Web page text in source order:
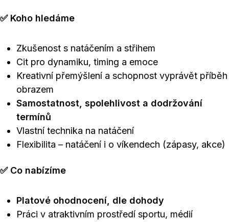
✅ Koho hledáme
Zkušenost s natáčením a střihem
Cit pro dynamiku, timing a emoce
Kreativní přemýšlení a schopnost vyprávět příběh
obrazem
Samostatnost, spolehlivost a dodržování
termínů
Vlastní technika na natáčení
Flexibilita – natáčení i o víkendech (zápasy, akce)
✅ Co nabízíme
Platové ohodnocení, dle dohody
Práci v atraktivním prostředí sportu, médií